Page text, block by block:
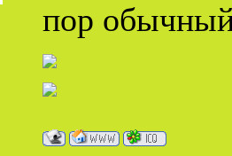
пор обычный